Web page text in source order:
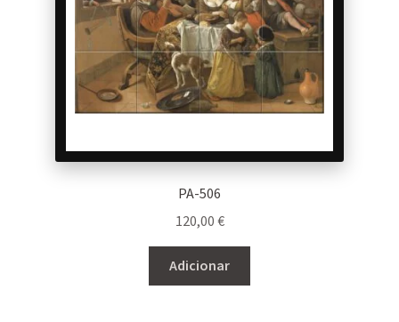
PA-506
120,00 €
Adicionar